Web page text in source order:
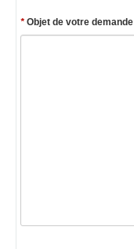
*Objet de votre demande